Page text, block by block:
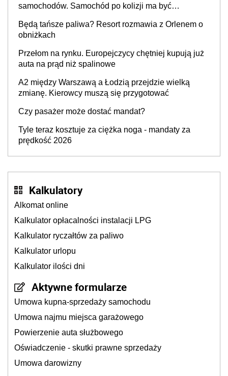
samochodów. Samochód po kolizji ma być
producenta
Będą tańsze paliwa? Resort rozmawia z Orlenem o
obniżkach
Przełom na rynku. Europejczycy chętniej kupują już
auta na prąd niż spalinowe
A2 między Warszawą a Łodzią przejdzie wielką
zmianę. Kierowcy muszą się przygotować
Czy pasażer może dostać mandat?
Tyle teraz kosztuje za ciężka noga - mandaty za
prędkość 2026
Kalkulatory
Alkomat online
Kalkulator opłacalności instalacji LPG
Kalkulator ryczałtów za paliwo
Kalkulator urlopu
Kalkulator ilości dni
Aktywne formularze
Umowa kupna-sprzedaży samochodu
Umowa najmu miejsca garażowego
Powierzenie auta służbowego
Oświadczenie - skutki prawne sprzedaży
Umowa darowizny